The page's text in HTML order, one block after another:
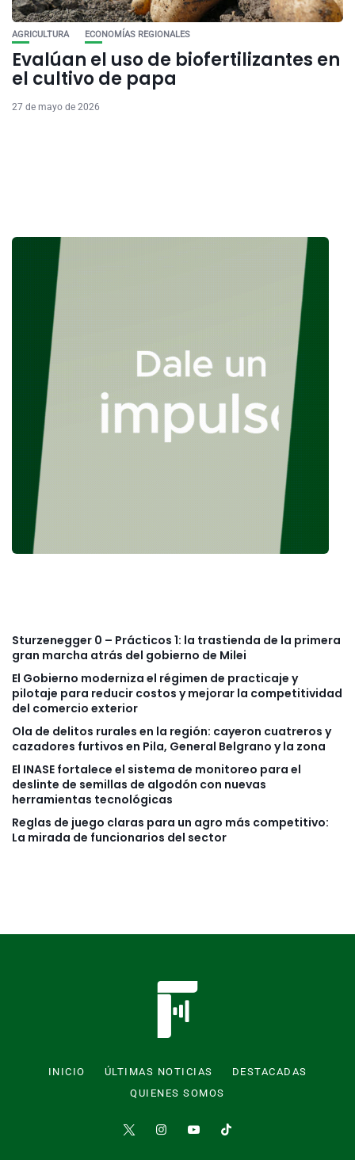
AGRICULTURA ECONOMÍAS REGIONALES
Evalúan el uso de biofertilizantes en
el cultivo de papa
27 de mayo de 2026
Sturzenegger 0 – Prácticos 1: la trastienda de la primera
gran marcha atrás del gobierno de Milei
El Gobierno moderniza el régimen de practicaje y
pilotaje para reducir costos y mejorar la competitividad
del comercio exterior
Ola de delitos rurales en la región: cayeron cuatreros y
cazadores furtivos en Pila, General Belgrano y la zona
El INASE fortalece el sistema de monitoreo para el
deslinte de semillas de algodón con nuevas
herramientas tecnológicas
Reglas de juego claras para un agro más competitivo:
La mirada de funcionarios del sector
INICIO ÚLTIMAS NOTICIAS
DESTACADAS
QUIENES SOMOS